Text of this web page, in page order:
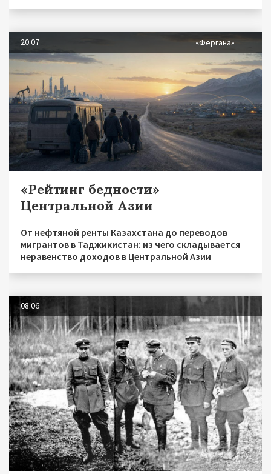
20.07 «Фергана»
«Рейтинг бедности»
Центральной Азии
От нефтяной ренты Казахстана до переводов
мигрантов в Таджикистан: из чего складывается
неравенство доходов в Центральной Азии
08.06